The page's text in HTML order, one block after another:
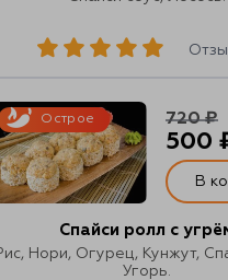
Острое
Спайси ролл с
Нори, Огурец, Кунжут,
Угорь.
720 ₽
500
В